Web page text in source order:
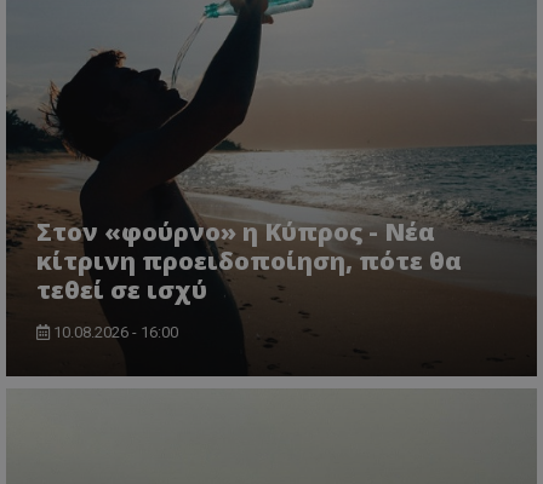
Στον «φούρνο» η Κύπρος - Νέα
κίτρινη προειδοποίηση, πότε θα
τεθεί σε ισχύ
10.08.2026 - 16:00